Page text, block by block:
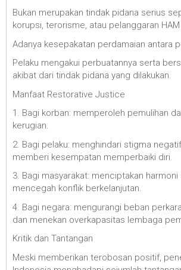
Bukan merupakan tindak pidana serius
korupsi, terorisme, atau pelanggaran
Adanya kesepakatan perdamaian antara
Pelaku mengakui perbuatannya serta
akibat dari tindak pidana yang dilakukan.
Manfaat Restorative Justice
1. Bagi korban: memperoleh pemulihan
kerugian.
2. Bagi pelaku: menghindari stigma
memberi kesempatan memperbaiki diri.
3. Bagi masyarakat: menciptakan harmoni
mencegah konflik berkelanjutan.
4. Bagi negara: mengurangi beban
dan menekan overkapasitas lembaga
Kritik dan Tantangan
Meski memberikan terobosan positif,